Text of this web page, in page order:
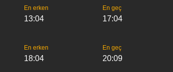
En erken
13:04
En geç
17:04
En erken
18:04
En geç
20:09